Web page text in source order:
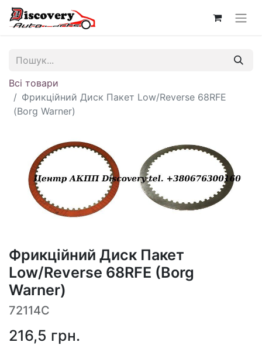
Всі товари
Фрикційний Диск Пакет Low/Reverse 68RFE
(Borg Warner)
Фрикційний Диск Пакет
Low/Reverse 68RFE (Borg
Warner)
72114C
216,5 грн.